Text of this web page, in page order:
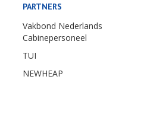
PARTNERS
Vakbond Nederlands
Cabinepersoneel
TUI
NEWHEAP